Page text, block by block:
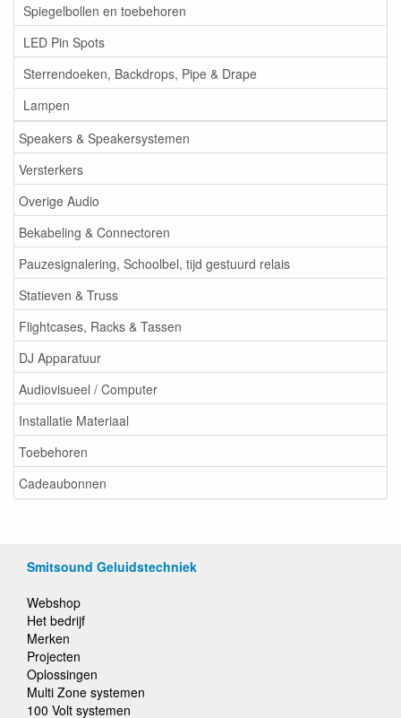
Spiegelbollen en toebehoren
LED Pin Spots
Sterrendoeken, Backdrops, Pipe & Drape
Lampen
Speakers & Speakersystemen
Versterkers
Overige Audio
Bekabeling & Connectoren
Pauzesignalering, Schoolbel, tijd gestuurd relais
Statieven & Truss
Flightcases, Racks & Tassen
DJ Apparatuur
Audiovisueel / Computer
Installatie Materiaal
Toebehoren
Cadeaubonnen
Smitsound Geluidstechniek
Webshop
Het bedrijf
Merken
Projecten
Oplossingen
Multi Zone systemen
100 Volt systemen